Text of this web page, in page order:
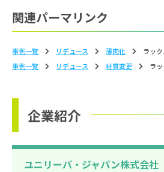
関連パーマリンク
事例一覧 リデュース 薄⾁化
ラッ
事例一覧
リデュース 材質変更 ラ
企業紹介
ユニリーバ・ジャパン株式会社